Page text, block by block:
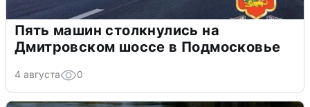
Пять машин столкнулись на
Дмитровском шоссе в Подмосковье
4 августа 0